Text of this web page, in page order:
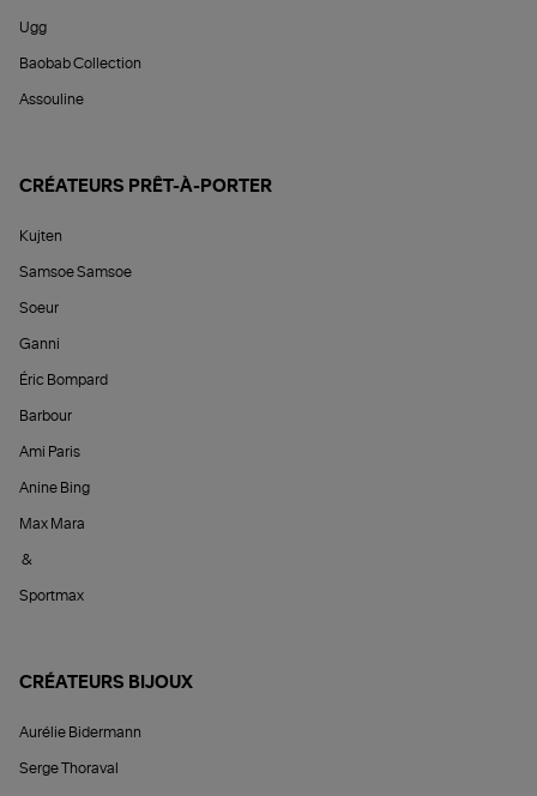
Ugg
Baobab Collection
Assouline
CRÉATEURS PRÊT-À-PORTER
Kujten
Samsoe Samsoe
Soeur
Ganni
Éric Bompard
Barbour
Ami Paris
Anine Bing
Max Mara
&
Sportmax
CRÉATEURS BIJOUX
Aurélie Bidermann
Serge Thoraval